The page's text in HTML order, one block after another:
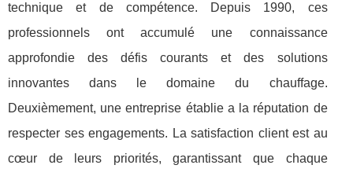
technique et de compétence. Depuis 1990, ces
professionnels ont accumulé une connaissance
approfondie des défis courants et des solutions
innovantes dans le domaine du chauffage.
Deuxièmement, une entreprise établie a la réputation de
respecter ses engagements. La satisfaction client est au
cœur de leurs priorités, garantissant que chaque